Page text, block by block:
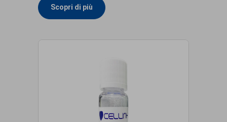
Scopri di più